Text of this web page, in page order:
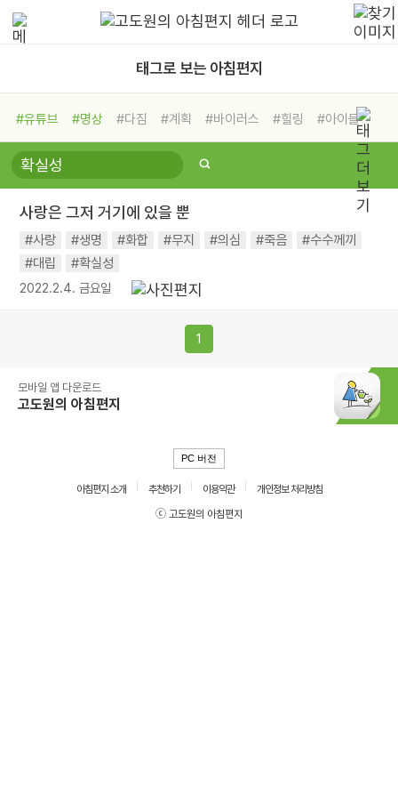
태그로 보는 아침편지
#유튜브 #명상 #다짐 #계획 #바이러스 #힐링
#아이들
#비전캠프
#독서캠프 #삶
#희망
#나눔 #친구 #링컨학교
#독서
#건강 #면역력
사랑은 그저 거기에 있을 뿐
#사랑 #생명 #화합 #무지 #의심 #죽음
#수수께끼
#대립
#확실성
2022.2.4. 금요일
1
모바일 앱 다운로드
고도원의 아침편지
PC 버전
아침편지 소개 추천하기 이용약관
개인정보 처리방침
ⓒ 고도원의 아침편지